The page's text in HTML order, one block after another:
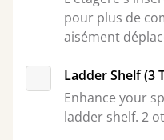
pour plus de
aisément
Ladder Shelf (3
Enhance your
ladder shelf. 2